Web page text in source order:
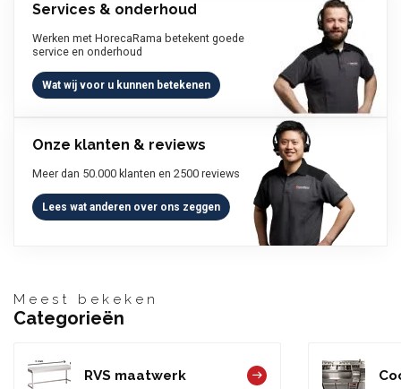
Services & onderhoud
Werken met HorecaRama betekent goede
service en onderhoud
Wat wij voor u kunnen betekenen
Onze klanten & reviews
Meer dan 50.000 klanten en 2500 reviews
Lees wat anderen over ons zeggen
Meest bekeken
Categorieën
RVS maatwerk